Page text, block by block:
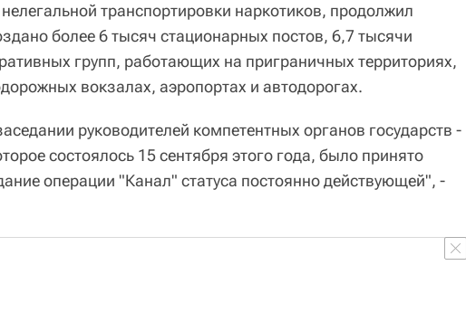
транспортировки наркотиков, продолжил
более 6 тысяч стационарных постов, 6,7 тысячи
групп, работающих на приграничных территориях,
вокзалах, аэропортах и автодорогах.
руководителей компетентных органов государств -
состоялось 15 сентября этого года, было принято
операции "Канал" статуса постоянно действующей", -